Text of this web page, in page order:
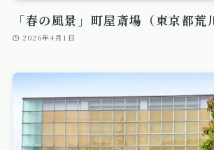
「春の風景」町屋斎場（東京都荒
2026年4月1日